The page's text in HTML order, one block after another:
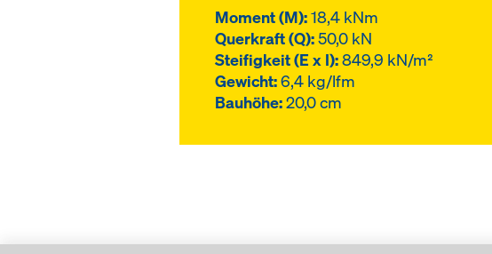
Moment (M):18,4 kNm
Querkraft (Q):50,0 kN
Steifigkeit (E x I):849,9 kN/m²
Gewicht:6,4 kg/lfm
Bauhöhe:20,0 cm